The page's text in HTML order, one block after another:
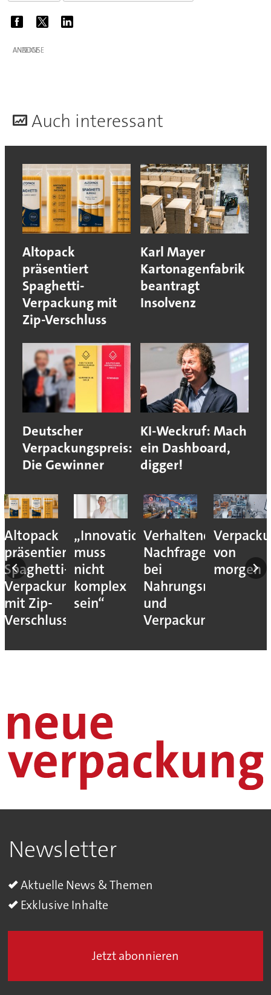
ANZEIGE
Auch interessant
Altopack
präsentiert
Spaghetti-
Verpackung mit
Zip-Verschluss
Karl Mayer
Kartonagenfabrik
beantragt
Insolvenz
Deutscher
Verpackungspreis:
Die Gewinner
KI-Weckruf: Mach
ein Dashboard,
digger!
Altopack
präsentiert
Spaghetti-
Verpackung
mit Zip-
Verschluss
„Innovation
muss
nicht
komplex
sein“
Verhaltene
Nachfrage
bei
Nahrungsmittel-
und
von
morgen
Newsletter
Aktuelle News & Themen
Exklusive Inhalte
Jetzt abonnieren